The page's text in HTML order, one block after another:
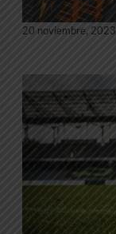
20 noviembre, 2023